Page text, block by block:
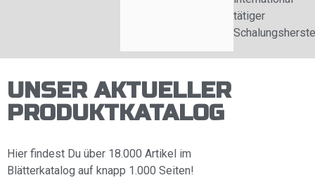
tätiger
UNSER AKTUELLER
PRODUKTKATALOG
Hier findest Du über 18.000 Artikel im
Blätterkatalog auf knapp 1.000 Seiten!